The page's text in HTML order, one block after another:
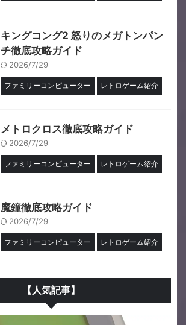
キングコング2 怒りのメガトンパン
チ徹底攻略ガイド
2026/7/29
ファミリーコンピューター レトロゲーム紹介
メトロクロス徹底攻略ガイド
2026/7/29
ファミリーコンピューター レトロゲーム紹介
魔鐘徹底攻略ガイド
2026/7/29
ファミリーコンピューター レトロゲーム紹介
【人気記事】